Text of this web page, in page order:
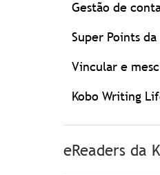
Gestão de
Super Points da
Vincular e
Kobo Writing
eReaders da